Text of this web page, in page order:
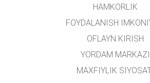
HAMKORLIK
FOYDALANISH
OFLAYN KIRISH
YORDAM MARKAZI
MAXFIYLIK